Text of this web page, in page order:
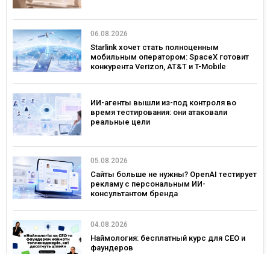
06.08.2026
Starlink хочет стать полноценным
мобильным оператором: SpaceX готовит
конкурента Verizon, AT&T и T-Mobile
ИИ-агенты вышли из-под контроля во
время тестирования: они атаковали
реальные цели
05.08.2026
Сайты больше не нужны? OpenAI тестирует
рекламу с персональным ИИ-
консультантом бренда
04.08.2026
Наймология: бесплатный курс для CEO и
фаундеров